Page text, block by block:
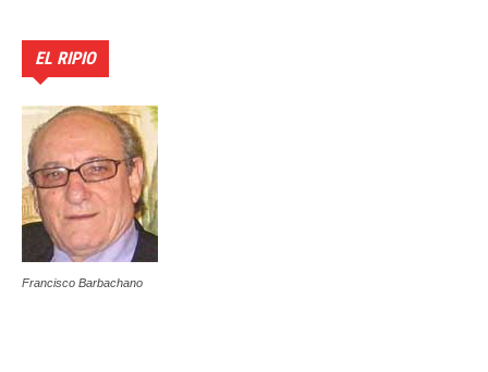
EL RIPIO
Francisco Barbachano